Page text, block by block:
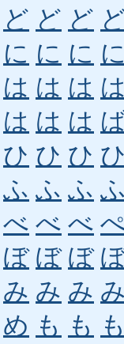
ど ど ど
に に に
は は は
は は は
ひ ひ ひ
ふ ふ ふ
べ べ べ
ぼ ぼ ぼ
み み み
め も も